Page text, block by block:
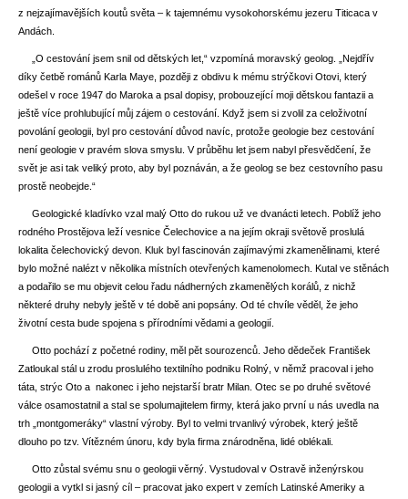
z nejzajímavějších koutů světa – k tajemnému vysokohorskému jezeru Titicaca v
Andách.
„O cestování jsem snil od dětských let,“ vzpomíná moravský geolog. „Nejdřív
díky četbě románů Karla Maye, později z obdivu k mému strýčkovi Otovi, který
odešel v roce 1947 do Maroka a psal dopisy, probouzející moji dětskou fantazii a
ještě více prohlubující můj zájem o cestování. Když jsem si zvolil za celoživotní
povolání geologii, byl pro cestování důvod navíc, protože geologie bez cestování
není geologie v pravém slova smyslu. V průběhu let jsem nabyl přesvědčení, že
svět je asi tak veliký proto, aby byl poznáván, a že geolog se bez cestovního pasu
prostě neobejde.“
Geologické kladívko vzal malý Otto do rukou už ve dvanácti letech. Poblíž jeho
rodného Prostějova leží vesnice Čelechovice a na jejím okraji světově proslulá
lokalita čelechovický devon. Kluk byl fascinován zajímavými zkamenělinami, které
bylo možné nalézt v několika místních otevřených kamenolomech. Kutal ve stěnách
a podařilo se mu objevit celou řadu nádherných zkamenělých korálů, z nichž
některé druhy nebyly ještě v té době ani popsány. Od té chvíle věděl, že jeho
životní cesta bude spojena s přírodními vědami a geologií.
Otto pochází z početné rodiny, měl pět sourozenců. Jeho dědeček František
Zatloukal stál u zrodu proslulého textilního podniku Rolný, v němž pracoval i jeho
táta, strýc Oto a nakonec i jeho nejstarší bratr Milan. Otec se po druhé světové
válce osamostatnil a stal se spolumajitelem firmy, která jako první u nás uvedla na
trh „montgomeráky“ vlastní výroby. Byl to velmi trvanlivý výrobek, který ještě
dlouho po tzv. Vítězném únoru, kdy byla firma znárodněna, lidé oblékali.
Otto zůstal svému snu o geologii věrný. Vystudoval v Ostravě inženýrskou
geologii a vytkl si jasný cíl – pracovat jako expert v zemích Latinské Ameriky a